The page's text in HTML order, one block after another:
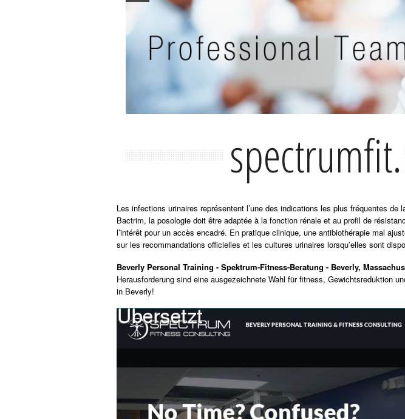
Les infections urinaires représentent l’une des indications les plus fréquentes
Bactrim, la posologie doit être adaptée à la fonction rénale et au profil de
l’intérêt pour un accès encadré. En pratique clinique, une antibiothérapie mal
sur les recommandations officielles et les cultures urinaires lorsqu’elles sont
Beverly Personal Training - Spektrum-Fitness-Beratung - Beverly,
Herausforderung sind eine ausgezeichnete Wahl für fitness, Gewichtsreduktion
in Beverly!